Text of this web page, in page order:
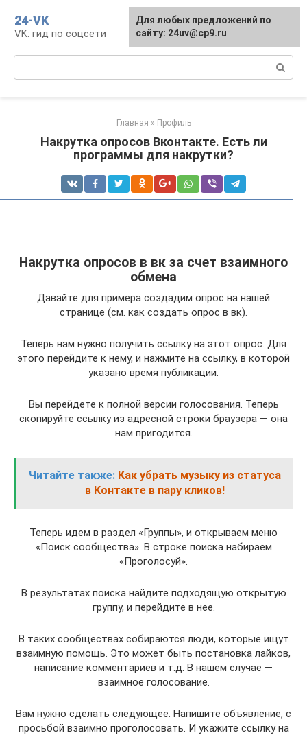
контенту
24-VK
VK: гид по соцсети
Главная » Профиль
Накрутка опросов Вконтакте. Есть ли
программы для накрутки?
Накрутка опросов в вк за счет взаимного
обмена
Давайте для примера создадим опрос на нашей
странице (см. как создать опрос в вк).
Теперь нам нужно получить ссылку на этот опрос. Для
этого перейдите к нему, и нажмите на ссылку, в которой
указано время публикации.
Вы перейдете к полной версии голосования. Теперь
скопируйте ссылку из адресной строки браузера — она
нам пригодится.
Читайте также: Как убрать музыку из статуса
в Контакте в пару кликов!
Теперь идем в раздел «Группы», и открываем меню
«Поиск сообщества». В строке поиска набираем
«Проголосуй».
В результатах поиска найдите подходящую открытую
группу, и перейдите в нее.
В таких сообществах собираются люди, которые ищут
взаимную помощь. Это может быть постановка лайков,
написание комментариев и т.д. В нашем случае —
взаимное голосование.
Вам нужно сделать следующее. Напишите объявление, с
просьбой взаимно проголосовать. И укажите ссылку на
Для любых предложений по
сайту: 24uv@cp9.ru